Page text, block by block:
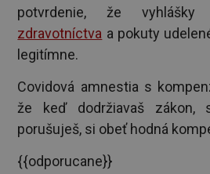
potvrdenie, že vyhlášky
zdravotníctva a pokuty
legitímne.
Covidová amnestia s
že keď dodržiavaš zákon,
porušuješ, si obeť hodná
{{odporucane}}